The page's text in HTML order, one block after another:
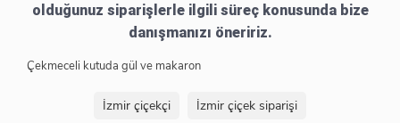
olduğunuz siparişlerle ilgili süreç konusunda bize
danışmanızı öneririz.
Çekmeceli kutuda gül ve makaron
İzmir çiçekçi
İzmir çiçek siparişi